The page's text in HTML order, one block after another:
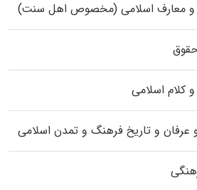
و معارف اسلامی (مخصوص اهل سنت)
کلام اسلامی
عرفان و تاریخ فرهنگ و تمدن اسلامی